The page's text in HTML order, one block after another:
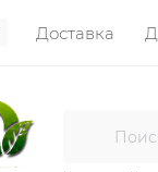
Доставка